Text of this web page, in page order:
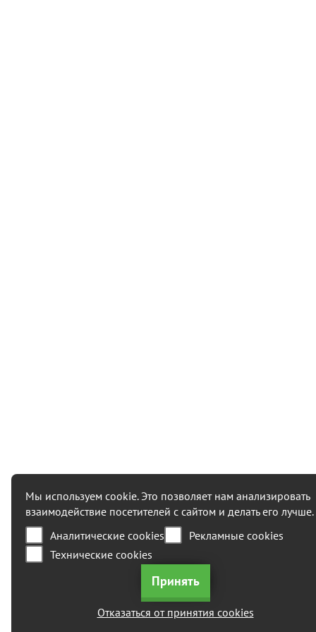
Мы используем cookie. Это позволяет нам анализировать
взаимодействие посетителей с сайтом и делать его лучше.
Аналитические cookies
Рекламные cookies
Технические cookies
Отказаться от принятия cookies